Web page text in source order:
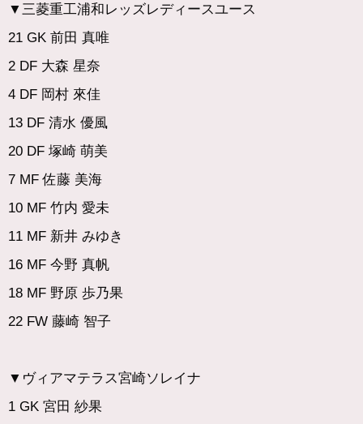
▼ 三菱重工浦和レッズレディースユース
21 GK 前田 真唯
2 DF 大森 星奈
4 DF 岡村 來佳
13 DF 清水 優風
20 DF 塚崎 萌美
7 MF 佐藤 美海
10 MF 竹内 愛未
11 MF 新井 みゆき
16 MF 今野 真帆
18 MF 野原 歩乃果
22 FW 藤崎 智子
▼ ヴィアマテラス宮崎ソレイナ
1 GK 宮田 紗果